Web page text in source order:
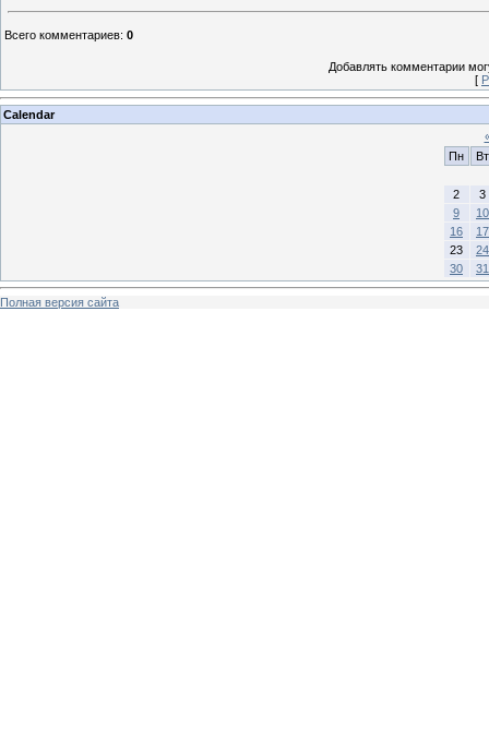
Всего комментариев: 0
Добавлять комментарии
[
Calendar
Пн
Вт
2
3
9
10
16
17
23
24
30
31
Полная версия сайта